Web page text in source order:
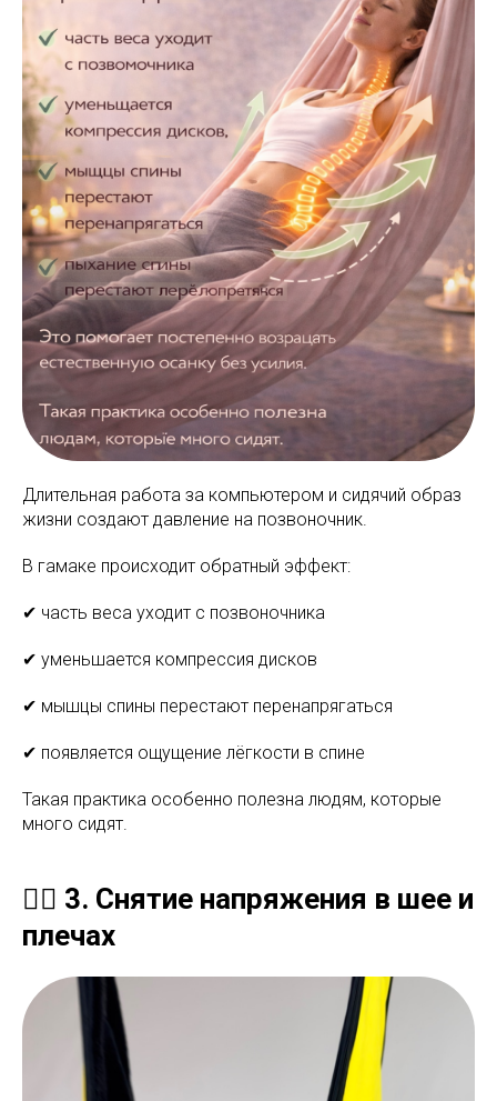
Длительная работа за компьютером и сидячий образ
жизни создают давление на позвоночник.
В гамаке происходит обратный эффект:
✔ часть веса уходит с позвоночника
✔ уменьшается компрессия дисков
✔ мышцы спины перестают перенапрягаться
✔ появляется ощущение лёгкости в спине
Такая практика особенно полезна людям, которые
много сидят.
💆‍♂️ 3. Снятие напряжения в шее и
плечах